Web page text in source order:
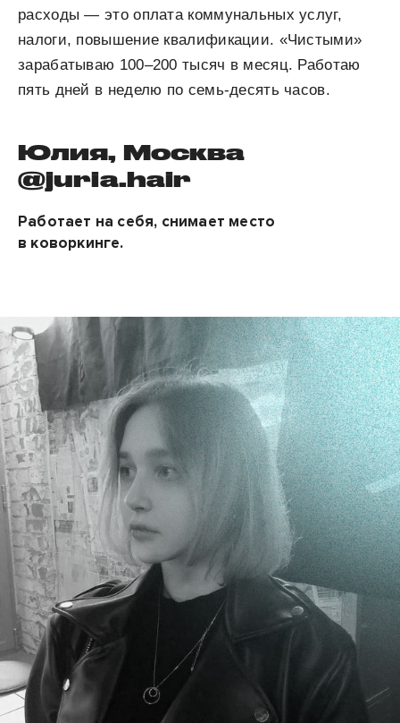
расходы — это оплата коммунальных услуг,
налоги, повышение квалификации. «Чистыми»
зарабатываю 100–200 тысяч в месяц. Работаю
пять дней в неделю по семь-десять часов.
Юлия, Москва
@juria.hair
Работает на себя, снимает место
в коворкинге.